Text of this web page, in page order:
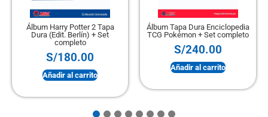
Álbum Harry Potter 2 Tapa
Dura (Edit. Berlín) + Set
completo
S/180.00
Añadir al carrito
Álbum Tapa Dura Enciclopedia
TCG Pokémon + Set completo
S/240.00
Añadir al carrito